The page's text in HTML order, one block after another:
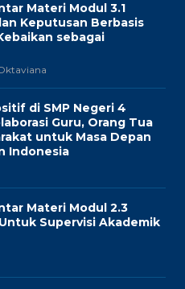
Materi Modul 3.1
Keputusan Berbasis
sebagai
di SMP Negeri 4
Guru, Orang Tua
untuk Masa Depan
Indonesia
Materi Modul 2.3
Supervisi Akademik